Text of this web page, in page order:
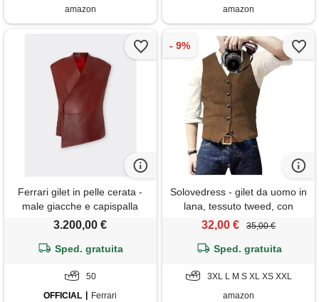
amazon amazon
Ferrari gilet in pelle cerata -
male giacche e capispalla
fired brick
3.200,00 €
Sped. gratuita
50
OFFICIAL
Ferrari
Solovedress - gilet da uomo in
lana, tessuto tweed, con
motivo a spina di pesce,
matrimoni, marrone, 3xl
32,00 € 35,00 €
Sped. gratuita
3XL L M S XL XS XXL
amazon